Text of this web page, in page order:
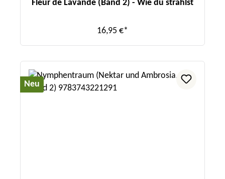
Fleur de Lavande (Band 2) - Wie du strahlst
16,95 €*
Neu